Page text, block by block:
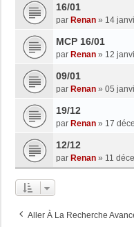
16/01
par Renan » 14
MCP 16/01
par Renan » 12
09/01
par Renan » 05
19/12
par Renan » 17
12/12
par Renan » 11
Aller À La Recherche